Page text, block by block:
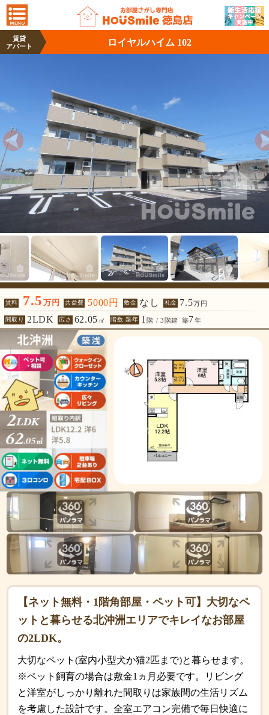
賃貸
アパート
ロイヤルハイム 102
賃料 7.5 万円 共益費 5000円 敷金 なし 礼金 7.5万円
間取り 2LDK 広さ 62.05 ㎡ 階数 築年 1 階 / 3階建 築7年
【ネット無料・1階角部屋・ペット可】大切なペ
ットと暮らせる北沖洲エリアでキレイなお部屋
の2LDK。
大切なペット(室内小型犬か猫2匹まで)と暮らせます。
※ペット飼育の場合は敷金1ヵ月必要です。リビング
と洋室がしっかり離れた間取りは家族間の生活リズム
を考慮した設計です。全室エアコン完備で毎日快適に